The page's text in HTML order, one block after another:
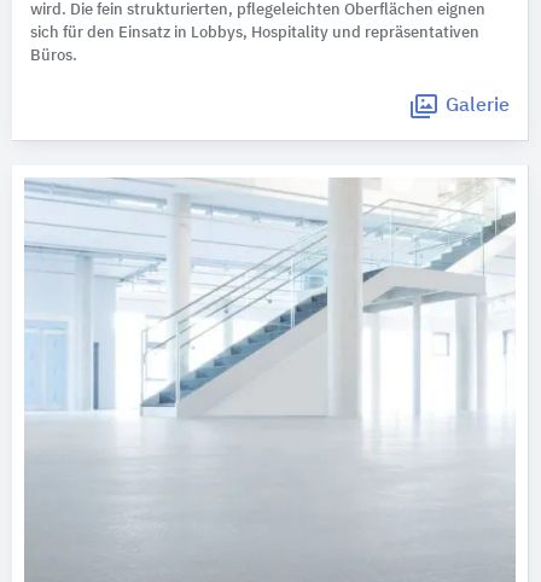
wird. Die fein strukturierten, pflegeleichten Oberflächen eignen
sich für den Einsatz in Lobbys, Hospitality und repräsentativen
Büros.
Galerie